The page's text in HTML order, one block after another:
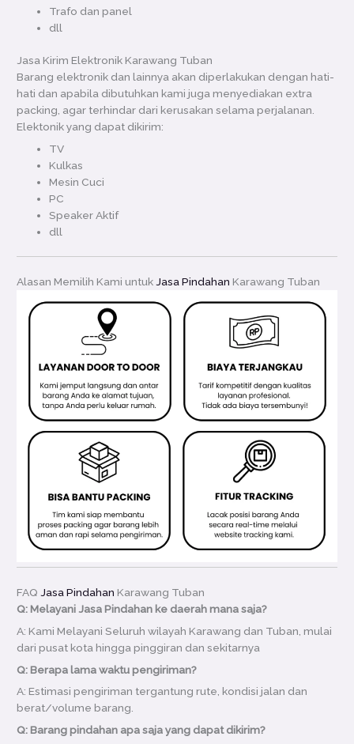
Trafo dan panel
dll
Jasa Kirim Elektronik Karawang Tuban
Barang elektronik dan lainnya akan diperlakukan dengan hati-
hati dan apabila dibutuhkan kami juga menyediakan extra
packing, agar terhindar dari kerusakan selama perjalanan.
Elektonik yang dapat dikirim:
TV
Kulkas
Mesin Cuci
PC
Speaker Aktif
dll
Alasan Memilih Kami untuk Jasa Pindahan Karawang Tuban
FAQ Jasa Pindahan Karawang Tuban
Q: Melayani Jasa Pindahan ke daerah mana saja?
A: Kami Melayani Seluruh wilayah Karawang dan Tuban, mulai
dari pusat kota hingga pinggiran dan sekitarnya
Q: Berapa lama waktu pengiriman?
A: Estimasi pengiriman tergantung rute, kondisi jalan dan
berat/volume barang.
Q: Barang pindahan apa saja yang dapat dikirim?